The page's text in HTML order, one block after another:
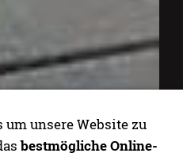
unsere Website zu
bestmögliche Online-